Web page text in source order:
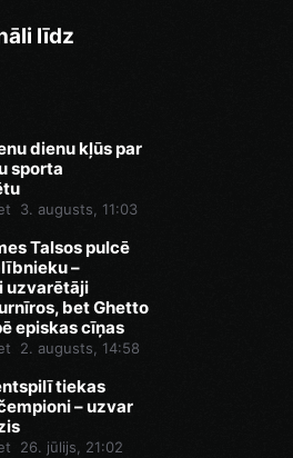
līdz
dienu kļūs par
sporta
3. augusts, 11:03
Talsos pulcē
–
uzvarētāji
bet Ghetto
episkas cīņas
2. augusts, 14:58
tiekas
– uzvar
26. jūlijs, 21:02